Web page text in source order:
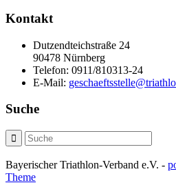
Kontakt
Dutzendteichstraße 24
90478 Nürnberg
Telefon: 0911/810313-24
E-Mail:
Suche
Bayerischer Triathlon-Verband e.V. -
Theme